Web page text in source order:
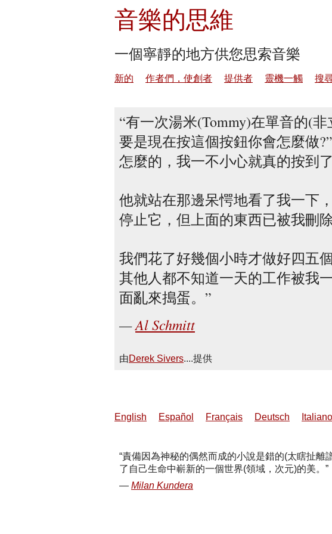
音樂的思維
一個寧靜的地方供您思索音樂
新的 作者們，使創者 提供者 靈機一觸 搜
有一次湯米(Tommy)在單音的(
要是現在按這個按鈕你會怎麼做
怎麼的，我一不小心就真的按到了
他就站在那邊呆愕地看了我一下
停止它，但上面的東西已被我刪除
我們花了好幾個小時才做好四五
其他人都不知道一天的工作被我
面亂來搗蛋。
Al Schmitt
由Derek Sivers....提供
English Español Français Deutsch Italiano
責備因為神秘的偶然而成的小說是錯的(太瞎扯離
了自己生命中嶄新的一個世界(領域，次元)的美。
Milan Kundera